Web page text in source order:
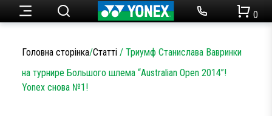
Теніс
Ракетки для тенісу
Набори для бадмінтону
Ракетки для бадмінтону
Чоловічий одяг
Огляди товарів
Статті
0
Головна сторінка/Статті / Триумф Станислава Вавринки
на турнире Большого шлема “Australian Open 2014”!
Yonex снова №1!